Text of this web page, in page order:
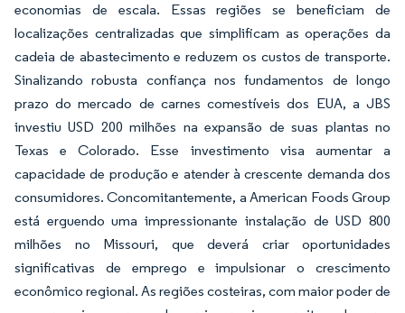
economias de escala. Essas regiões se beneficiam de
localizações centralizadas que simplificam as operações da
cadeia de abastecimento e reduzem os custos de transporte.
Sinalizando robusta confiança nos fundamentos de longo
prazo do mercado de carnes comestíveis dos EUA, a JBS
investiu USD 200 milhões na expansão de suas plantas no
Texas e Colorado. Esse investimento visa aumentar a
capacidade de produção e atender à crescente demanda dos
consumidores. Concomitantemente, a American Foods Group
está erguendo uma impressionante instalação de USD 800
milhões no Missouri, que deverá criar oportunidades
significativas de emprego e impulsionar o crescimento
econômico regional. As regiões costeiras, com maior poder de